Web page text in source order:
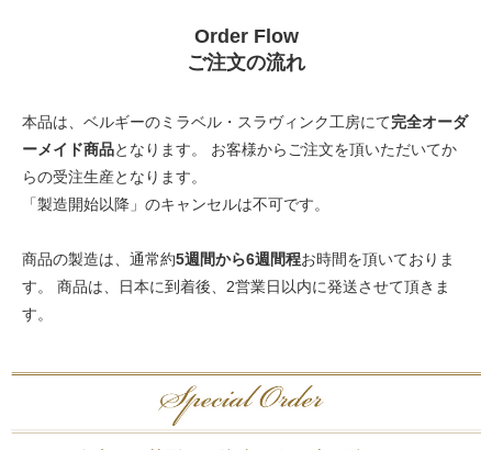
Order Flow
ご注文の流れ
本品は、ベルギーのミラベル・スラヴィンク工房にて完全オーダ
ーメイド商品となります。 お客様からご注文を頂いただいてか
らの受注生産となります。
「製造開始以降」のキャンセルは不可です。
商品の製造は、通常約5週間から6週間程お時間を頂いておりま
す。 商品は、日本に到着後、2営業日以内に発送させて頂きま
す。